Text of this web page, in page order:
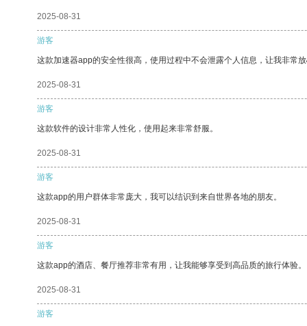
2025-08-31
游客
这款加速器app的安全性很高，使用过程中不会泄露个人信息，让我非常
2025-08-31
游客
这款软件的设计非常人性化，使用起来非常舒服。
2025-08-31
游客
这款app的用户群体非常庞大，我可以结识到来自世界各地的朋友。
2025-08-31
游客
这款app的酒店、餐厅推荐非常有用，让我能够享受到高品质的旅行体验。
2025-08-31
游客